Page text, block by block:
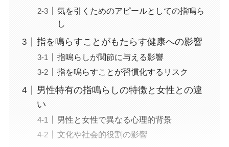
気を引くためのアピールとしての指鳴ら
し
指を鳴らすことがもたらす健康への影響
指鳴らしが関節に与える影響
指を鳴らすことが習慣化するリスク
男性特有の指鳴らしの特徴と女性との違
い
男性と女性で異なる心理的背景
文化や社会的役割の影響